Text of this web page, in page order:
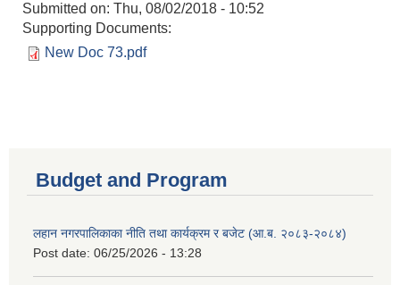
Submitted on: Thu, 08/02/2018 - 10:52
Supporting Documents:
New Doc 73.pdf
Budget and Program
लहान नगरपालिकाका नीति तथा कार्यक्रम र बजेट (आ.ब. २०८३-२०८४)
Post date: 06/25/2026 - 13:28